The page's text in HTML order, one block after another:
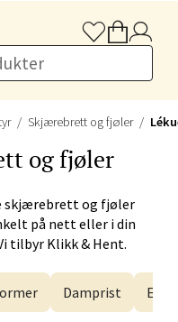
Skjærebrett og fjøler
og fjøler
skjærebrett og fjøler
på nett eller i din
tilbyr Klikk & Hent.
Damprist
Velg